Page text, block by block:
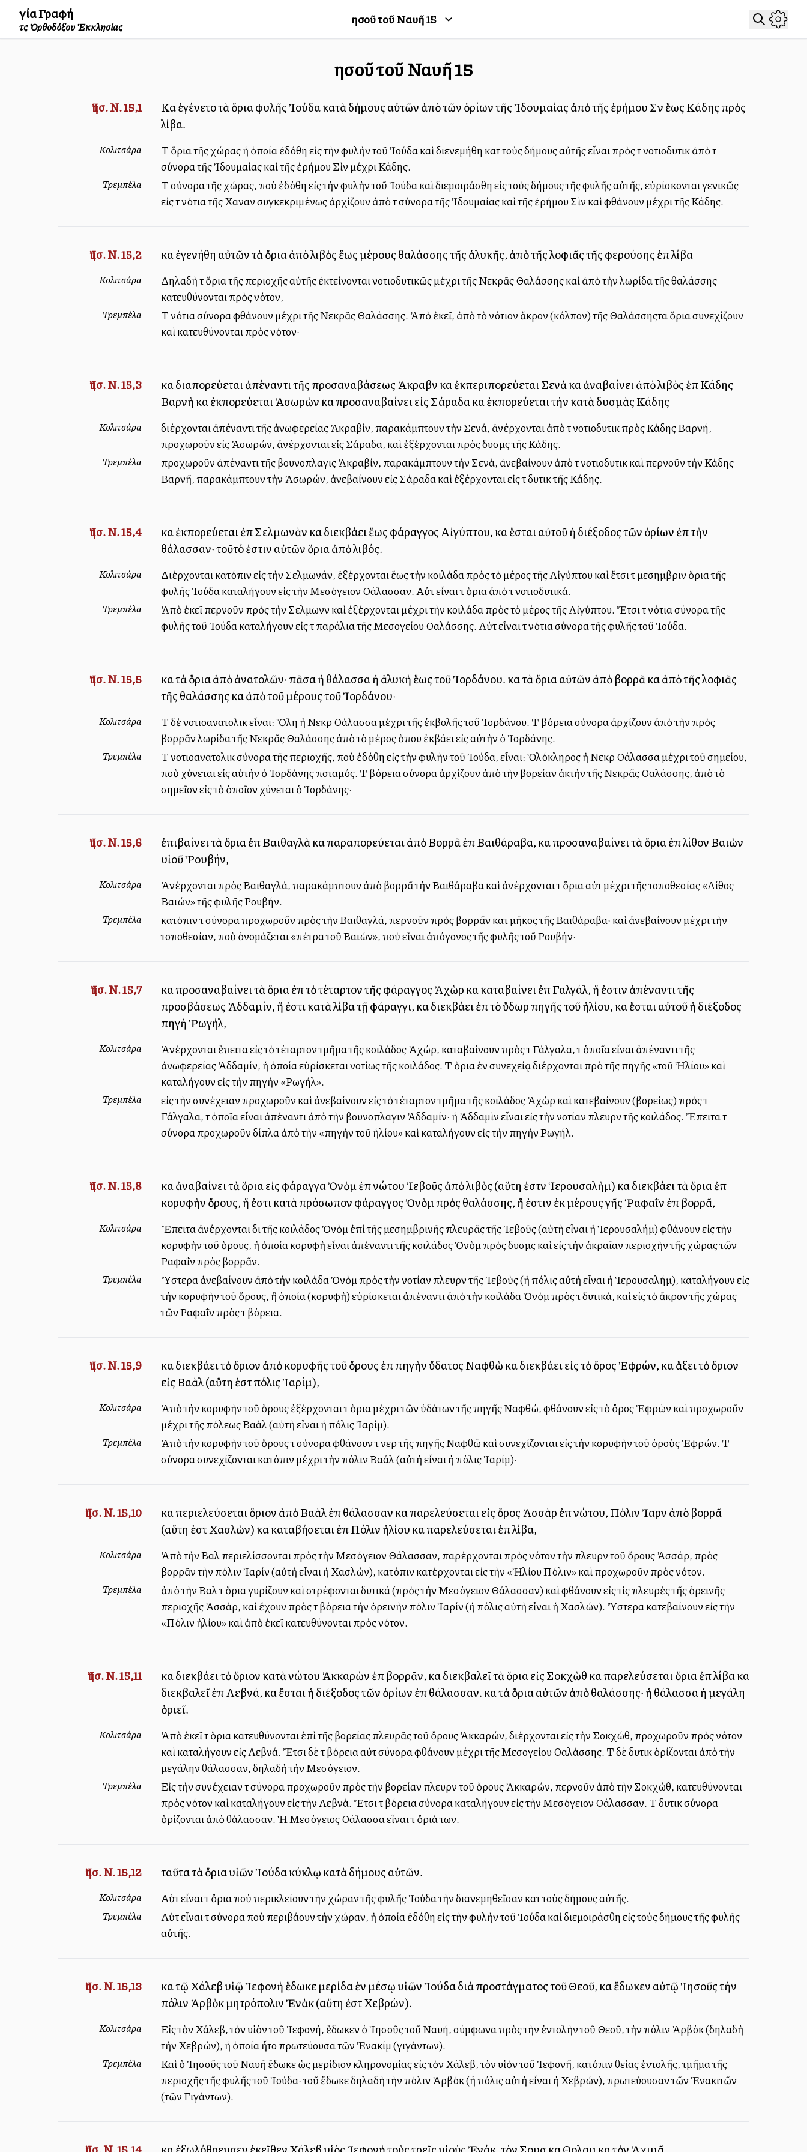
Ἁγία Γραφή
τῆς Ὀρθοδόξου Ἐκκλησίας Ἰησοῦ τοῦ Ναυῆ15
Ἰησοῦ τοῦ Ναυῆ15
Ἰησ. Ν. 15,1
Καὶ ἐγένετο τὰ ὅρια φυλῆς Ἰούδα κατὰ δήμους αὐτῶν ἀπὸ τῶν ὁρίων τῆς Ἰδουμαίας ἀπὸ τῆς ἐρήμου Σὶν ἕως Κάδης πρὸς
λίβα.
Κολιτσάρα
Τὰ ὅρια τῆς χώρας ἡ ὁποία ἐδόθη εἰς τὴν φυλὴν τοῦ Ἰούδα καὶ διενεμήθη κατὰ τοὺς δήμους αὐτῆς εἶναι πρὸς τὰ νοτιοδυτικὰ ἀπὸ τὰ
σύνορα τῆς Ἰδουμαίας καὶ τῆς ἐρήμου Σὶν μέχρι Κάδης.
Τρεμπέλα
Τὰ σύνορα τῆς χώρας, ποὺ ἐδόθη εἰς τὴν φυλὴν τοῦ Ἰούδα καὶ διεμοιράσθη εἰς τοὺς δήμους τῆς φυλῆς αὐτῆς, εὑρίσκονται γενικῶς
εἰς τὰ νότια τῆς Χαναὰν συγκεκριμένως ἀρχίζουν ἀπὸ τὰ σύνορα τῆς Ἰδουμαίας καὶ τῆς ἐρήμου Σὶν καὶ φθάνουν μέχρι τῆς Κάδης.
Ἰησ. Ν. 15,2 καὶ ἐγενήθη αὐτῶν τὰ ὅρια ἀπὸ λιβὸς ἕως μέρους θαλάσσης τῆς ἁλυκῆς, ἀπὸ τῆς λοφιᾶς τῆς φερούσης ἐπὶ λίβα
Κολιτσάρα
Δηλαδὴ τὰ ὅρια τῆς περιοχῆς αὐτῆς ἐκτείνονται νοτιοδυτικῶς μέχρι τῆς Νεκρᾶς Θαλάσσης καὶ ἀπὸ τὴν λωρίδα τῆς θαλάσσης
κατευθύνονται πρὸς νότον,
Τρεμπέλα
Τὰ νότια σύνορα φθάνουν μέχρι τῆς Νεκρᾶς Θαλάσσης. Ἀπὸ ἐκεῖ, ἀπὸ τὸ νότιον ἄκρον (κόλπον) τῆς Θαλάσσηςτα ὅρια συνεχίζουν
καὶ κατευθύνονται πρὸς νότον·
Ἰησ. Ν. 15,3
καὶ διαπορεύεται ἀπέναντι τῆς προσαναβάσεως Ἀκραβὶν καὶ ἐκπεριπορεύεται Σενὰ καὶ ἀναβαίνει ἀπὸ λιβὸς ἐπὶ Κάδης
Βαρνὴ καὶ ἐκπορεύεται Ἀσωρὼν καὶ προσαναβαίνει εἰς Σάραδα καὶ ἐκπορεύεται τὴν κατὰ δυσμὰς Κάδης
Κολιτσάρα
διέρχονται ἀπέναντι τῆς ἀνωφερείας Ἀκραβίν, παρακάμπτουν τὴν Σενά, ἀνέρχονται ἀπὸ τὰ νοτιοδυτικὰ πρὸς Κάδης Βαρνή,
προχωροῦν εἰς Ἀσωρών, ἀνέρχονται εἰς Σάραδα, καὶ ἐξέρχονται πρὸς δυσμὰς τῆς Κάδης.
Τρεμπέλα
προχωροῦν ἀπέναντι τῆς βουνοπλαγιὰς Ἀκραβίν, παρακάμπτουν τὴν Σενά, ἀνεβαίνουν ἀπὸ τὰ νοτιοδυτικὰ καὶ περνοῦν τὴν Κάδης
Βαρνῆ, παρακάμπτουν τὴν Ἀσωρών, ἀνεβαίνουν εἰς Σάραδα καὶ ἐξέρχονται εἰς τὰ δυτικὰ τῆς Κάδης.
Ἰησ. Ν. 15,4
καὶ ἐκπορεύεται ἐπὶ Σελμωνὰν καὶ διεκβάλλει ἕως φάραγγος Αἰγύπτου, καὶ ἔσται αὐτοῦ ἡ διέξοδος τῶν ὁρίων ἐπὶ τὴν
θάλασσαν· τοῦτό ἐστιν αὐτῶν ὅρια ἀπὸ λιβός.
Κολιτσάρα
Διέρχονται κατόπιν εἰς τὴν Σελμωνάν, ἐξέρχονται ἕως τὴν κοιλάδα πρὸς τὸ μέρος τῆς Αἰγύπτου καὶ ἔτσι τὰ μεσημβρινὰ ὅρια τῆς
φυλῆς Ἰούδα καταλήγουν εἰς τὴν Μεσόγειον Θάλασσαν. Αὐτὰ εἶναι τὰ ὅρια ἀπὸ τὰ νοτιοδυτικά.
Τρεμπέλα
Ἀπὸ ἐκεῖ περνοῦν πρὸς τὴν Σελμωνὰν καὶ ἐξέρχονται μέχρι τὴν κοιλάδα πρὸς τὸ μέρος τῆς Αἰγύπτου. Ἔτσι τὰ νότια σύνορα τῆς
φυλῆς τοῦ Ἰούδα καταλήγουν εἰς τὰ παράλια τῆς Μεσογείου Θαλάσσης. Αὐτὰ εἶναι τὰ νότια σύνορα τῆς φυλῆς τοῦ Ἰούδα.
Ἰησ. Ν. 15,5
καὶ τὰ ὅρια ἀπὸ ἀνατολῶν· πᾶσα ἡ θάλασσα ἡ ἁλυκὴ ἕως τοῦ Ἰορδάνου. καὶ τὰ ὅρια αὐτῶν ἀπὸ βορρᾶ καὶ ἀπὸ τῆς λοφιᾶς
τῆς θαλάσσης καὶ ἀπὸ τοῦ μέρους τοῦ Ἰορδάνου·
Κολιτσάρα
Τὰ δὲ νοτιοανατολικὰ εἶναι: Ὅλη ἡ Νεκρὰ Θάλασσα μέχρι τῆς ἐκβολῆς τοῦ Ἰορδάνου. Τὰ βόρεια σύνορα ἀρχίζουν ἀπὸ τὴν πρὸς
βορρᾶν λωρίδα τῆς Νεκρᾶς Θαλάσσης ἀπὸ τὸ μέρος ὅπου ἐκβάλλει εἰς αὐτὴν ὁ Ἰορδάνης.
Τρεμπέλα
Τὰ νοτιοανατολικὰ σύνορα τῆς περιοχῆς, ποὺ ἐδόθη εἰς τὴν φυλὴν τοῦ Ἰούδα, εἶναι: Ὁλόκληρος ἡ Νεκρὰ Θάλασσα μέχρι τοῦ σημείου,
ποὺ χύνεται εἰς αὐτὴν ὁ Ἰορδάνης ποταμός. Τὰ βόρεια σύνορα ἀρχίζουν ἀπὸ τὴν βορείαν ἀκτὴν τῆς Νεκρᾶς Θαλάσσης, ἀπὸ τὸ
σημεῖον εἰς τὸ ὁποῖον χύνεται ὁ Ἰορδάνης·
Ἰησ. Ν. 15,6
ἐπιβαίνει τὰ ὅρια ἐπὶ Βαιθαγλὰ καὶ παραπορεύεται ἀπὸ Βορρᾶ ἐπὶ Βαιθάραβα, καὶ προσαναβαίνει τὰ ὅρια ἐπὶ λίθον Βαιὼν
υἱοῦ Ῥουβήν,
Κολιτσάρα
Ἀνέρχονται πρὸς Βαιθαγλά, παρακάμπτουν ἀπὸ βορρᾶ τὴν Βαιθάραβα καὶ ἀνέρχονται τὰ ὅρια αὐτὰ μέχρι τῆς τοποθεσίας «Λίθος
Βαιών» τῆς φυλῆς Ρουβήν.
Τρεμπέλα
κατόπιν τὰ σύνορα προχωροῦν πρὸς τὴν Βαιθαγλά, περνοῦν πρὸς βορρᾶν κατὰ μῆκος τῆς Βαιθάραβα· καὶ ἀνεβαίνουν μέχρι τὴν
τοποθεσίαν, ποὺ ὀνομάζεται «πέτρα τοῦ Βαιών», ποὺ εἶναι ἀπόγονος τῆς φυλῆς τοῦ Ρουβήν·
Ἰησ. Ν. 15,7
καὶ προσαναβαίνει τὰ ὅρια ἐπὶ τὸ τέταρτον τῆς φάραγγος Ἀχὼρ καὶ καταβαίνει ἐπὶ Γαλγάλ, ἥ ἐστιν ἀπέναντι τῆς
προσβάσεως Ἀδδαμίν, ἥ ἐστι κατὰ λίβα τῇ φάραγγι, καὶ διεκβάλλει ἐπὶ τὸ ὕδωρ πηγῆς τοῦ ἡλίου, καὶ ἔσται αὐτοῦ ἡ διέξοδος
πηγὴ Ῥωγήλ,
Κολιτσάρα
Ἀνέρχονται ἔπειτα εἰς τὸ τέταρτον τμῆμα τῆς κοιλάδος Ἀχώρ, καταβαίνουν πρὸς τὰ Γάλγαλα, τὰ ὁποῖα εἶναι ἀπέναντι τῆς
ἀνωφερείας Ἀδδαμίν, ἡ ὁποία εὑρίσκεται νοτίως τῆς κοιλάδος. Τὰ ὅρια ἐν συνεχείᾳ διέρχονται πρὸ τῆς πηγῆς «τοῦ Ἡλίου» καὶ
καταλήγουν εἰς τὴν πηγὴν «Ρωγήλ».
Τρεμπέλα
εἰς τὴν συνέχειαν προχωροῦν καὶ ἀνεβαίνουν εἰς τὸ τέταρτον τμῆμα τῆς κοιλάδος Ἀχὼρ καὶ κατεβαίνουν (βορείως) πρὸς τὰ
Γάλγαλα, τὰ ὁποῖα εἶναι ἀπέναντι ἀπὸ τὴν βουνοπλαγιὰν Ἀδδαμίν· ἡ Ἀδδαμὶν εἶναι εἰς τὴν νοτίαν πλευρὰν τῆς κοιλάδος. Ἔπειτα τὰ
σύνορα προχωροῦν δίπλα ἀπὸ τὴν «πηγὴν τοῦ ἡλίου» καὶ καταλήγουν εἰς τὴν πηγὴν Ρωγήλ.
Ἰησ. Ν. 15,8
καὶ ἀναβαίνει τὰ ὅρια εἰς φάραγγα Ὀνὸμ ἐπὶ νώτου Ἰεβοῦς ἀπὸ λιβὸς (αὕτη ἐστὶν Ἱερουσαλὴμ) καὶ διεκβάλλει τὰ ὅρια ἐπὶ
κορυφὴν ὄρους, ἥ ἐστι κατὰ πρόσωπον φάραγγος Ὀνὸμ πρὸς θαλάσσης, ἥ ἐστιν ἐκ μέρους γῆς Ῥαφαῒν ἐπὶ βορρᾶ,
Κολιτσάρα
Ἔπειτα ἀνέρχονται διὰ τῆς κοιλάδος Ὀνὸμ ἐπὶ τῆς μεσημβρινῆς πλευρᾶς τῆς Ἰεβοῦς (αὐτὴ εἶναι ἡ Ἱερουσαλήμ) φθάνουν εἰς τὴν
κορυφὴν τοῦ ὄρους, ἡ ὁποία κορυφὴ εἶναι ἀπέναντι τῆς κοιλάδος Ὀνὸμ πρὸς δυσμὰς καὶ εἰς τὴν ἀκραῖαν περιοχὴν τῆς χώρας τῶν
Ραφαῒν πρὸς βορρᾶν.
Τρεμπέλα
Ὕστερα ἀνεβαίνουν ἀπὸ τὴν κοιλάδα Ὀνὸμ πρὸς τὴν νοτίαν πλευρὰν τῆς Ἰεβοὺς (ἡ πόλις αὐτὴ εἶναι ἡ Ἱερουσαλήμ), καταλήγουν εἰς
τὴν κορυφὴν τοῦ ὄρους, ἢ ὁποία (κορυφὴ) εὑρίσκεται ἀπέναντι ἀπὸ τὴν κοιλάδα Ὀνὸμ πρὸς τὰ δυτικά, καὶ εἰς τὸ ἄκρον τῆς χώρας
τῶν Ραφαῒν πρὸς τὰ βόρεια.
Ἰησ. Ν. 15,9
καὶ διεκβάλλει τὸ ὅριον ἀπὸ κορυφῆς τοῦ ὄρους ἐπὶ πηγὴν ὕδατος Ναφθὼ καὶ διεκβάλλει εἰς τὸ ὄρος Ἐφρών, καὶ ἄξει τὸ ὅριον
εἰς Βαὰλ (αὕτη ἐστὶ πόλις Ἰαρίμ),
Κολιτσάρα
Ἀπὸ τὴν κορυφὴν τοῦ ὄρους ἐξέρχονται τὰ ὅρια μέχρι τῶν ὑδάτων τῆς πηγῆς Ναφθώ, φθάνουν εἰς τὸ ὄρος Ἐφρὼν καὶ προχωροῦν
μέχρι τῆς πόλεως Βαάλ (αὐτὴ εἶναι ἡ πόλις Ἰαρίμ).
Τρεμπέλα
Ἀπὸ τὴν κορυφὴν τοῦ ὄρους τὰ σύνορα φθάνουν τὰ νερὰ τῆς πηγῆς Ναφθῶ καὶ συνεχίζονται εἰς τὴν κορυφὴν τοῦ ὀροὺς Ἐφρών. Τὰ
σύνορα συνεχίζονται κατόπιν μέχρι τὴν πόλιν Βαάλ (αὐτὴ εἶναι ἡ πόλις Ἰαρίμ)·
Ἰησ. Ν. 15,10
καὶ περιελεύσεται ὅριον ἀπὸ Βαὰλ ἐπὶ θάλασσαν καὶ παρελεύσεται εἰς ὄρος Ἀσσὰρ ἐπὶ νώτου, Πόλιν Ἰαρὶν ἀπὸ βορρᾶ
(αὕτη ἐστὶ Χασλὼν) καὶ καταβήσεται ἐπὶ Πόλιν ἡλίου καὶ παρελεύσεται ἐπὶ λίβα,
Κολιτσάρα
Ἀπὸ τὴν Βαὰλ περιελίσσονται πρὸς τὴν Μεσόγειον Θάλασσαν, παρέρχονται πρὸς νότον τὴν πλευρὰν τοῦ ὄρους Ἀσσάρ, πρὸς
βορρᾶν τὴν πόλιν Ἰαρίν (αὐτὴ εἶναι ἡ Χασλών), κατόπιν κατέρχονται εἰς τὴν «Ἠλίου Πόλιν» καὶ προχωροῦν πρὸς νότον.
Τρεμπέλα
ἀπὸ τὴν Βαὰλ τὰ ὅρια γυρίζουν καὶ στρέφονται δυτικά (πρὸς τὴν Μεσόγειον Θάλασσαν) καὶ φθάνουν εἰς τὶς πλευρὲς τῆς ὀρεινῆς
περιοχῆς Ἀσσάρ, καὶ ἔχουν πρὸς τὰ βόρεια τὴν ὀρεινὴν πόλιν Ἰαρίν (ἡ πόλις αὐτὴ εἶναι ἡ Χασλών). Ὕστερα κατεβαίνουν εἰς τὴν
«Πόλιν ἡλίου» καὶ ἀπὸ ἐκεῖ κατευθύνονται πρὸς νότον.
Ἰησ. Ν. 15,11
καὶ διεκβάλλει τὸ ὅριον κατὰ νώτου Ἀκκαρὼν ἐπὶ βορρᾶν, καὶ διεκβαλεῖ τὰ ὅρια εἰς Σοκχὼθ καὶ παρελεύσεται ὅρια ἐπὶ λίβα καὶ
διεκβαλεῖ ἐπὶ Λεβνά, καὶ ἔσται ἡ διέξοδος τῶν ὁρίων ἐπὶ θάλασσαν. καὶ τὰ ὅρια αὐτῶν ἀπὸ θαλάσσης· ἡ θάλασσα ἡ μεγάλη
ὁριεῖ.
Κολιτσάρα
Ἀπὸ ἐκεῖ τὰ ὅρια κατευθύνονται ἐπὶ τῆς βορείας πλευρᾶς τοῦ ὄρους Ἀκκαρών, διέρχονται εἰς τὴν Σοκχώθ, προχωροῦν πρὸς νότον
καὶ καταλήγουν εἰς Λεβνά. Ἔτσι δὲ τὰ βόρεια αὐτὰ σύνορα φθάνουν μέχρι τῆς Μεσογείου Θαλάσσης. Τὰ δὲ δυτικὰ ὁρίζονται ἀπὸ τὴν
μεγάλην θάλασσαν, δηλαδὴ τὴν Μεσόγειον.
Τρεμπέλα
Εἰς τὴν συνέχειαν τὰ σύνορα προχωροῦν πρὸς τὴν βορείαν πλευρὰν τοῦ ὄρους Ἀκκαρών, περνοῦν ἀπὸ τὴν Σοκχώθ, κατευθύνονται
πρὸς νότον καὶ καταλήγουν εἰς τὴν Λεβνά. Ἔτσι τὰ βόρεια σύνορα καταλήγουν εἰς τὴν Μεσόγειον Θάλασσαν. Τὰ δυτικὰ σύνορα
ὁρίζονται ἀπὸ θάλασσαν. Ἡ Μεσόγειος Θάλασσα εἶναι τὰ ὅριά των.
Ἰησ. Ν. 15,12 ταῦτα τὰ ὅρια υἱῶν Ἰούδα κύκλῳ κατὰ δήμους αὐτῶν.
Κολιτσάρα Αὐτὰ εἶναι τὰ ὅρια ποὺ περικλείουν τὴν χώραν τῆς φυλῆς Ἰούδα τὴν διανεμηθεῖσαν κατὰ τοὺς δήμους αὐτῆς.
Τρεμπέλα
Αὐτὰ εἶναι τὰ σύνορα ποὺ περιβάλλουν τὴν χώραν, ἡ ὁποία ἐδόθη εἰς τὴν φυλὴν τοῦ Ἰούδα καὶ διεμοιράσθη εἰς τοὺς δήμους τῆς φυλῆς
αὐτῆς.
Ἰησ. Ν. 15,13
καὶ τῷ Χάλεβ υἱῷ Ἰεφονὴ ἔδωκε μερίδα ἐν μέσῳ υἱῶν Ἰούδα διὰ προστάγματος τοῦ Θεοῦ, καὶ ἔδωκεν αὐτῷ Ἰησοῦς τὴν
πόλιν Ἀρβὸκ μητρόπολιν Ἐνὰκ (αὕτη ἐστὶ Χεβρών).
Κολιτσάρα
Εἰς τὸν Χάλεβ, τὸν υἱὸν τοῦ Ἰεφονή, ἔδωκεν ὁ Ἰησοῦς τοῦ Ναυή, σύμφωνα πρὸς τὴν ἐντολὴν τοῦ Θεοῦ, τὴν πόλιν Ἀρβόκ (δηλαδὴ
τὴν Χεβρών), ἡ ὁποία ἦτο πρωτεύουσα τῶν Ἐνακίμ (γιγάντων).
Τρεμπέλα
Καὶ ὁ Ἰησοῦς τοῦ Ναυῆ ἔδωκε ὡς μερίδιον κληρονομίας εἰς τὸν Χάλεβ, τὸν υἱὸν τοῦ Ἰεφονῆ, κατόπιν θείας ἐντολῆς, τμῆμα τῆς
περιοχῆς τῆς φυλῆς τοῦ Ἰούδα· τοῦ ἔδωκε δηλαδὴ τὴν πόλιν Ἀρβόκ (ἡ πόλις αὐτὴ εἶναι ἡ Χεβρών), πρωτεύουσαν τῶν Ἐνακιτῶν
(τῶν Γιγάντων).